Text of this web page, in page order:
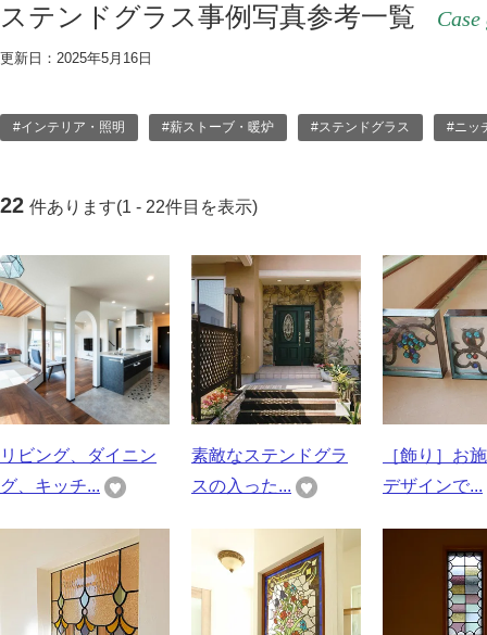
ステンドグラス事例写真参考一覧
更新日：2025年5月16日
#インテリア・照明 #薪ストーブ・暖炉 #ステンドグラス #ニッ
22 件あります(1 - 22件目を表示)
リビング、ダイニン
グ、キッチ...
素敵なステンドグラ
スの入った...
［飾り］お
デザインで...